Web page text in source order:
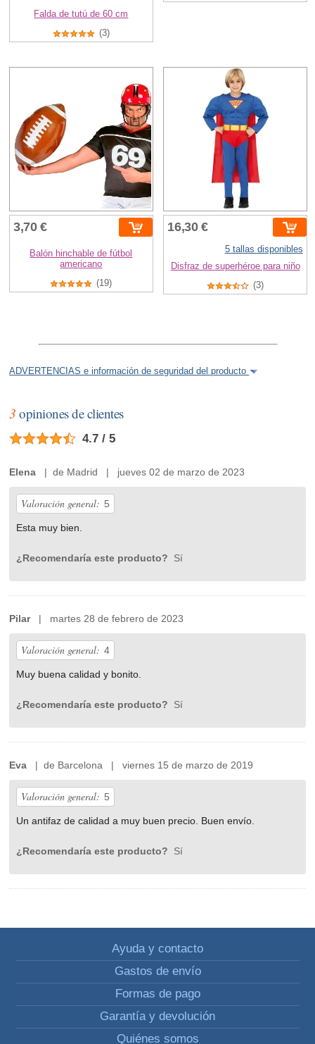
Falda de tutú de 60 cm
(3)
3,70 €
Balón hinchable de fútbol
americano
(19)
16,30 €
5 tallas disponibles
Disfraz de superhéroe para niño
(3)
ADVERTENCIAS e información de seguridad del producto
3 opiniones de clientes
4.7 / 5
Elena | de Madrid | jueves 02 de marzo de 2023
Valoración general: 5
Esta muy bien.
¿Recomendaría este producto? Sí
Pilar| martes 28 de febrero de 2023
Valoración general: 4
Muy buena calidad y bonito.
¿Recomendaría este producto? Sí
Eva | de Barcelona | viernes 15 de marzo de 2019
Valoración general: 5
Un antifaz de calidad a muy buen precio. Buen envío.
¿Recomendaría este producto? Sí
Ayuda y contacto
Gastos de envío
Formas de pago
Garantía y devolución
Quiénes somos